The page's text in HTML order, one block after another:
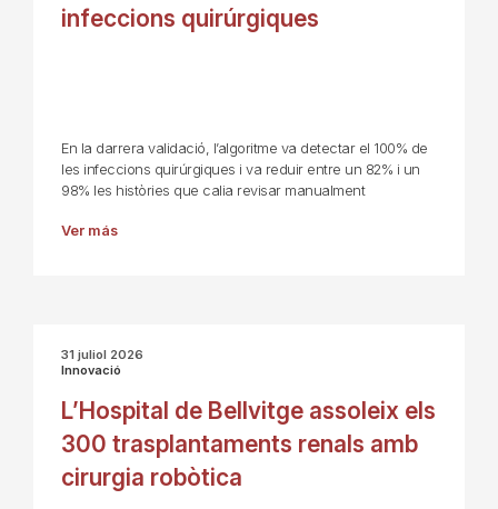
infeccions quirúrgiques
En la darrera validació, l’algoritme va detectar el 100% de
les infeccions quirúrgiques i va reduir entre un 82% i un
98% les històries que calia revisar manualment
Ver más
31 juliol 2026
Innovació
L’Hospital de Bellvitge assoleix els
300 trasplantaments renals amb
cirurgia robòtica